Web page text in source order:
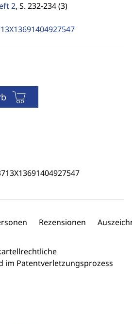
2, S. 232-234 (3)
Rezensionen
im Patentverletzungsprozess